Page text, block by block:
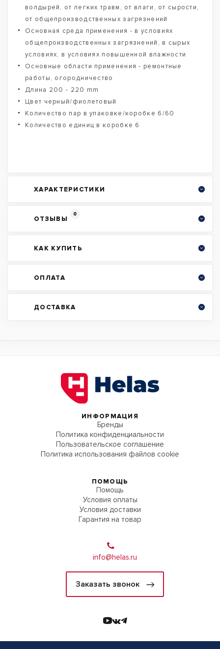
волдырей, от легких травм, от влаги, от сырости,
от общепроизводственных загрязнений
Основная среда применения - в условиях
общепроизводственных загрязнений, в сырых
условиях, в условиях повышенной влажности
Основные области применения - ремонтные
работы, огородничество
Длина 200 - 220 mm
Цвет черный/фиолетовый
Количество пар в упаковке/коробке 6/60
Количество единиц в коробке 6
ХАРАКТЕРИСТИКИ
ОТЗЫВЫ
0
КАК КУПИТЬ
ОПЛАТА
ДОСТАВКА
ИНФОРМАЦИЯ
Бренды
Политика конфиденциальности
Пользовательское соглашение
Политика использования файлов cookie
ПОМОЩЬ
Помощь
Условия оплаты
Условия доставки
Гарантия на товар
info@helas.ru
Заказать звонок